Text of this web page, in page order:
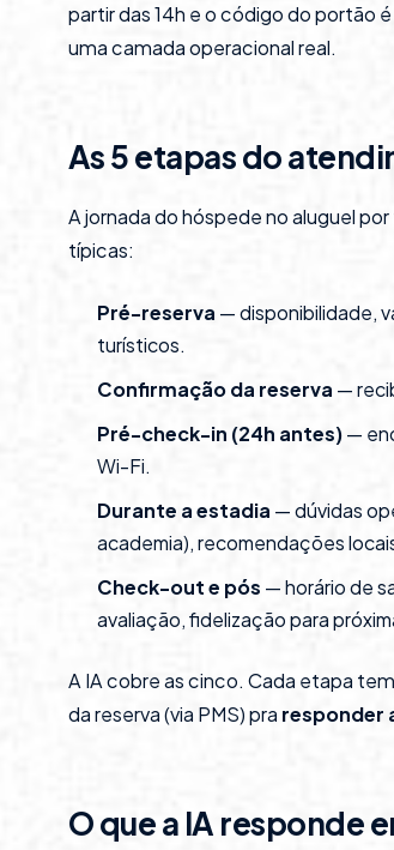
partir das 14h e o código do portão
uma camada operacional real.
As 5 etapas do
A jornada do hóspede no aluguel
típicas:
Pré-reserva — disponibilidade,
turísticos.
Confirmação da reserva —
Pré-check-in (24h antes)—
Wi-Fi.
Durante a estadia — dúvidas
academia), recomendações
Check-out e pós — horário de
avaliação, fidelização para
A IA cobre as cinco. Cada etapa
da reserva (via PMS) pra responder
O que a IA responde